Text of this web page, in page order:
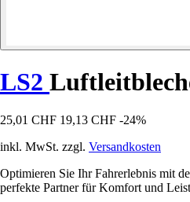
LS2
25,01 CHF 19,13 CHF -24%
inkl. MwSt. zzgl. Versandkosten
Optimieren Sie Ihr Fahrerlebnis mit
perfekte Partner für Komfort und